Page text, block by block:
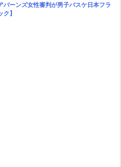
バーンズ女性審判が男子バスケ日本フラ
】